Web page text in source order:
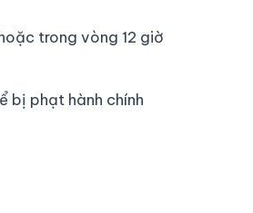
trong vòng 12 giờ
bị phạt hành chính